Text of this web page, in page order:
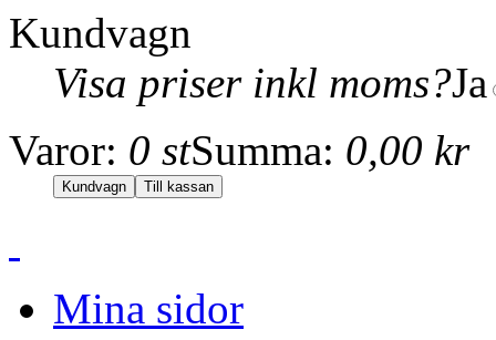
Kundvagn
Visa priser inkl moms?Ja
Varor: 0 stSumma: 0,00 kr
Mina sidor